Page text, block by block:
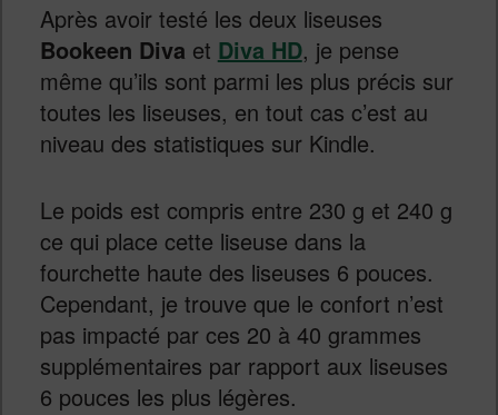
Après avoir testé les deux liseuses
Bookeen Diva et Diva HD, je pense
même qu’ils sont parmi les plus précis sur
toutes les liseuses, en tout cas c’est au
niveau des statistiques sur Kindle.
Le poids est compris entre 230 g et 240 g
ce qui place cette liseuse dans la
fourchette haute des liseuses 6 pouces.
Cependant, je trouve que le confort n’est
pas impacté par ces 20 à 40 grammes
supplémentaires par rapport aux liseuses
6 pouces les plus légères.